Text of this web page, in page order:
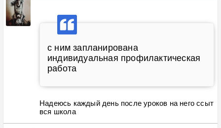
с ним запланирована
индивидуальная профилактическая
работа
Надеюсь каждый день после уроков на него ссыт
вся школа